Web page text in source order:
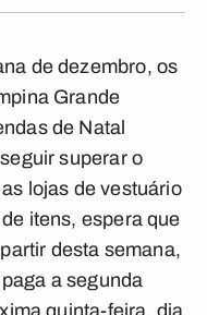
de dezembro, os
Grande
de Natal
superar o
lojas de vestuário
itens, espera que
desta semana,
a segunda
quinta-feira, dia